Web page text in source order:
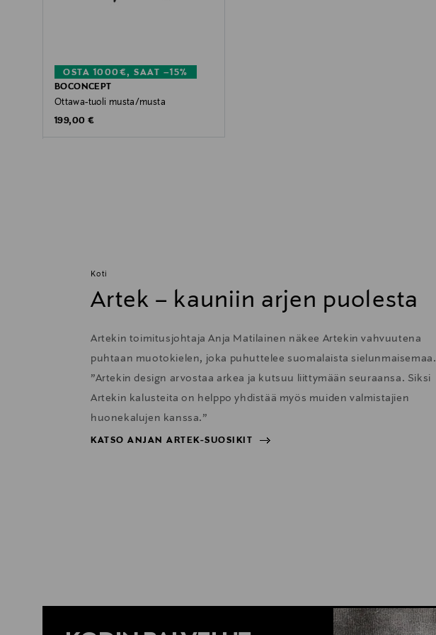
OSTA 1000€, SAAT –15%
BOCONCEPT
Ottawa-tuoli musta/musta
Original Price
199,00 €
Koti
Artek – kauniin arjen puolesta
Artekin toimitusjohtaja Anja Matilainen näkee Artekin vahvuutena
puhtaan muotokielen, joka puhuttelee suomalaista sielunmaisemaa.
”Artekin design arvostaa arkea ja kutsuu liittymään seuraansa. Siksi
Artekin kalusteita on helppo yhdistää myös muiden valmistajien
huonekalujen kanssa.”
KATSO ANJAN ARTEK-SUOSIKIT